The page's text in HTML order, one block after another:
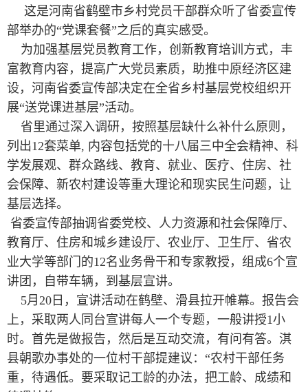
这是河南省鹤壁市乡村党员干部群众听了省委宣传
部举办的“党课套餐”之后的真实感受。
为加强基层党员教育工作，创新教育培训方式，丰
富教育内容，提高广大党员素质，助推中原经济区建
设，河南省委宣传部决定在全省乡村基层党校组织开
展“送党课进基层”活动。
省里通过深入调研，按照基层缺什么补什么原则，
列出12套菜单, 内容包括党的十八届三中全会精神、科
学发展观、群众路线、教育、就业、医疗、住房、社
会保障、新农村建设等重大理论和现实民生问题，让
基层选择。
省委宣传部抽调省委党校、人力资源和社会保障厅、
教育厅、住房和城乡建设厅、农业厅、卫生厅、省农
业大学等部门的12名业务骨干和专家教授，组成6个宣
讲团，自带车辆，到基层宣讲。
5月20日，宣讲活动在鹤壁、滑县拉开帷幕。报告会
上，采取两人同台宣讲每人一个专题，一般讲授1小
时。首先是做报告，然后是互动交流，有问有答。淇
县朝歌办事处的一位村干部提建议：“农村干部任务
重，待遇低。要采取记工龄的办法，把工龄、成绩和